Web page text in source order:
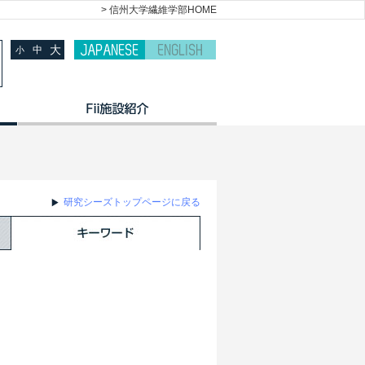
> 信州大学繊維学部HOME
小 中 大
研究シーズトップページに戻る